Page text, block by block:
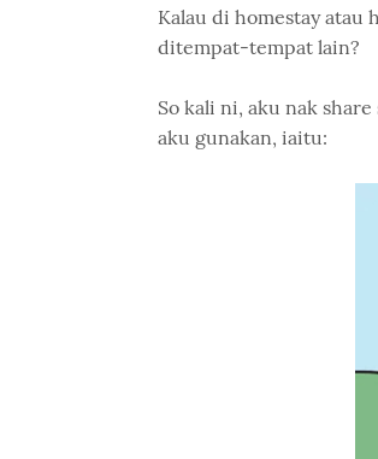
Kalau di homestay atau
ditempat-tempat lain?
So kali ni, aku nak
aku gunakan, iaitu: